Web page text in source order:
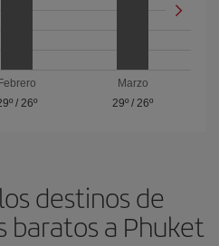
Febrero
/ 26º
Marzo
29º /26º
destinos de
baratos a Phuket